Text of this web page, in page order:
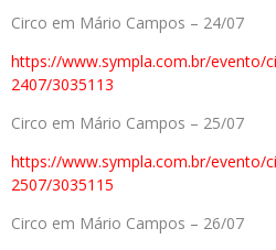
Circo em Mário Campos – 24/07
https://www.sympla.com.br/evento/
2407/3035113
Circo em Mário Campos – 25/07
https://www.sympla.com.br/evento/
2507/3035115
Circo em Mário Campos – 26/07